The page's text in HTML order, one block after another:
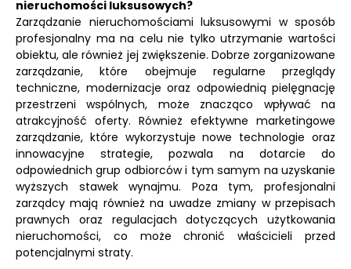
nieruchomości luksusowych?
Zarządzanie nieruchomościami luksusowymi w sposób
profesjonalny ma na celu nie tylko utrzymanie wartości
obiektu, ale również jej zwiększenie. Dobrze zorganizowane
zarządzanie, które obejmuje regularne przeglądy
techniczne, modernizacje oraz odpowiednią pielęgnację
przestrzeni wspólnych, może znacząco wpływać na
atrakcyjność oferty. Również efektywne marketingowe
zarządzanie, które wykorzystuje nowe technologie oraz
innowacyjne strategie, pozwala na dotarcie do
odpowiednich grup odbiorców i tym samym na uzyskanie
wyższych stawek wynajmu. Poza tym, profesjonalni
zarządcy mają również na uwadze zmiany w przepisach
prawnych oraz regulacjach dotyczących użytkowania
nieruchomości, co może chronić właścicieli przed
potencjalnymi straty.